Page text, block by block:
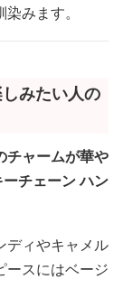
みます。
みたい人の
チャームが華や
チェーン ハン
ディやキャメル
ースにはベージ